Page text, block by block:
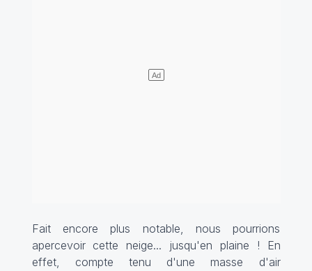
Fait encore plus notable, nous pourrions
apercevoir cette neige... jusqu'en plaine ! En
effet, compte tenu d'une masse d'air